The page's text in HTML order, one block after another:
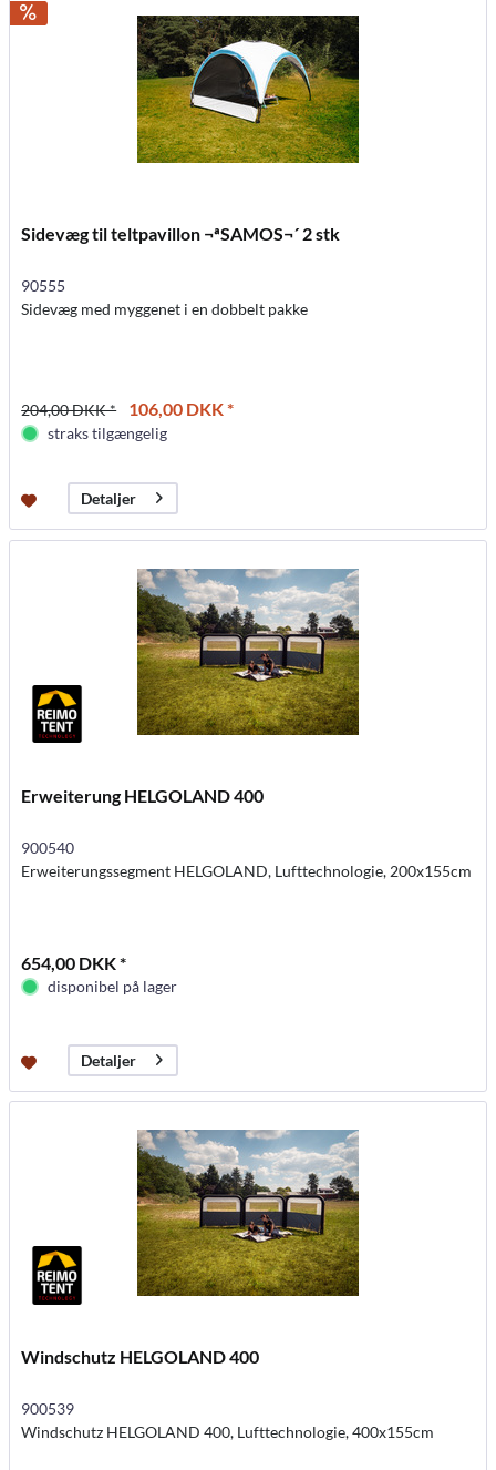
Sidevæg til teltpavillon ¬ªSAMOS¬´ 2 stk
90555
Sidevæg med myggenet i en dobbelt pakke
204,00 DKK * 106,00 DKK *
straks tilgængelig
Detaljer
Erweiterung HELGOLAND 400
900540
Erweiterungssegment HELGOLAND, Lufttechnologie, 200x155cm
654,00 DKK *
disponibel på lager
Detaljer
Windschutz HELGOLAND 400
900539
Windschutz HELGOLAND 400, Lufttechnologie, 400x155cm